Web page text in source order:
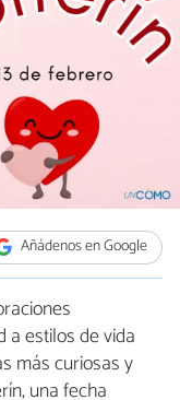
Añádenos en Google
a estilos de vida
más curiosas y
una fecha